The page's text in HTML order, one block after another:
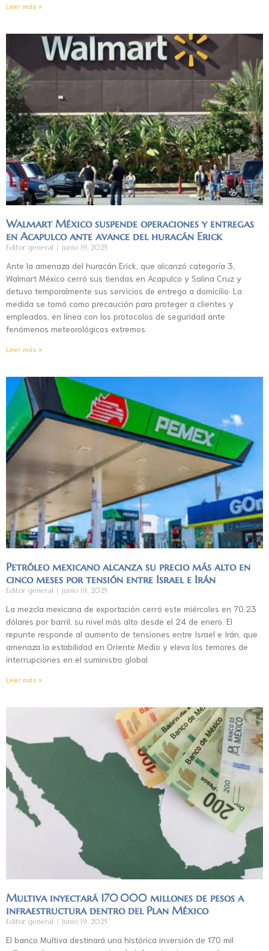
Leer más »
Walmart México suspende operaciones y entregas
en Acapulco ante avance del huracán Erick
Editor general junio 19, 2025
Ante la amenaza del huracán Erick, que alcanzó categoría 3,
Walmart México cerró sus tiendas en Acapulco y Salina Cruz y
detuvo temporalmente sus servicios de entrega a domicilio. La
medida se tomó como precaución para proteger a clientes y
empleados, en línea con los protocolos de seguridad ante
fenómenos meteorológicos extremos.
Leer más »
Petróleo mexicano alcanza su precio más alto en
cinco meses por tensión entre Israel e Irán
Editor general junio 19, 2025
La mezcla mexicana de exportación cerró este miércoles en 70.23
dólares por barril, su nivel más alto desde el 24 de enero. El
repunte responde al aumento de tensiones entre Israel e Irán, que
amenaza la estabilidad en Oriente Medio y eleva los temores de
interrupciones en el suministro global.
Leer más »
Multiva inyectará 170 000 millones de pesos a
infraestructura dentro del Plan México
Editor general junio 19, 2025
El banco Multiva destinará una histórica inversión de 170 mil